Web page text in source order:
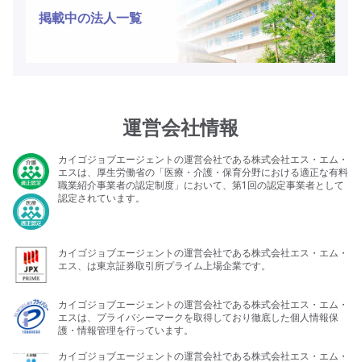
掲載中の法人一覧
運営会社情報
カイゴジョブエージェントの運営会社である株式会社エス・エム・
エスは、厚生労働省の「医療・介護・保育分野における適正な有料
職業紹介事業者の認定制度」において、第1回の認定事業者として
認定されています。
カイゴジョブエージェントの運営会社である株式会社エス・エム・
エス、は東京証券取引所プライム上場企業です。
カイゴジョブエージェントの運営会社である株式会社エス・エム・
エスは、プライバシーマークを取得しており徹底した個人情報保
護・情報管理を行っています。
カイゴジョブエージェントの運営会社である株式会社エス・エム・